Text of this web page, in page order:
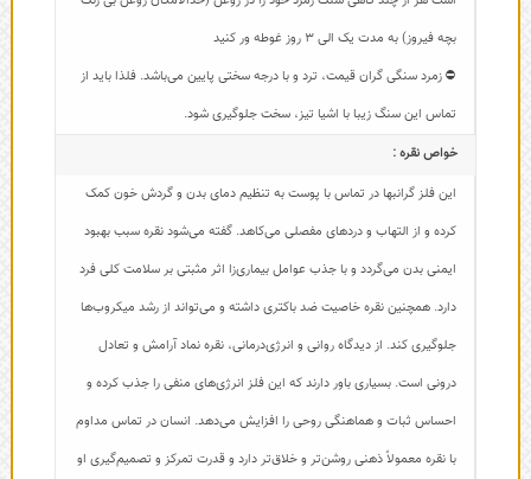
بچه فیروز) به مدت یک الی 3 روز غوطه ور کنید
⛔ زمرد سنگی گران قیمت، ترد و با درجه سختی پایین می‌باشد. فلذا باید از
تماس این سنگ زیبا با اشیا تیز، سخت جلوگیری شود.
خواص نقره :
این فلز گرانبها در تماس با پوست به تنظیم دمای بدن و گردش خون کمک
کرده و از التهاب و دردهای مفصلی می‌کاهد. گفته می‌شود نقره سبب بهبود
ایمنی بدن می‌گردد و با جذب عوامل بیماری‌زا اثر مثبتی بر سلامت کلی فرد
دارد. همچنین نقره خاصیت ضد باکتری داشته و می‌تواند از رشد میکروب‌ها
جلوگیری کند. از دیدگاه روانی و انرژی‌درمانی، نقره نماد آرامش و تعادل
درونی است. بسیاری باور دارند که این فلز انرژی‌های منفی را جذب کرده و
احساس ثبات و هماهنگی روحی را افزایش می‌دهد. انسان در تماس مداوم
با نقره معمولاً ذهنی روشن‌تر و خلاق‌تر دارد و قدرت تمرکز و تصمیم‌گیری او